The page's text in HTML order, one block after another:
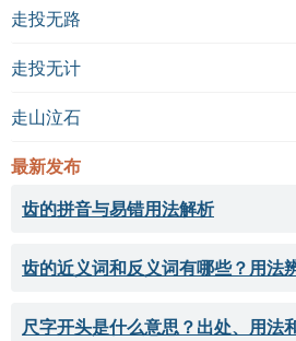
走投无路
走投无计
走山泣石
最新发布
齿的拼音与易错用法解析
齿的近义词和反义词有哪些？用法
尺字开头是什么意思？出处、用法